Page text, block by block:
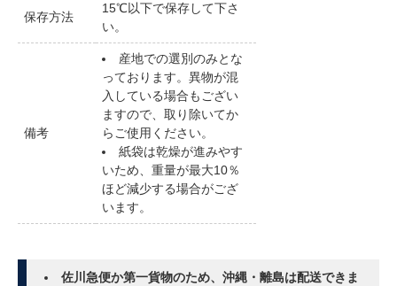
保存方法
15℃以下で保存して下さ
い。
備考
産地での選別のみとな
っております。異物が混
入している場合もござい
ますので、取り除いてか
らご使用ください。
紙袋は乾燥が進みやす
いため、重量が最大10％
ほど減少する場合がござ
います。
佐川急便か第一貨物のため、沖縄・離島は配送できま